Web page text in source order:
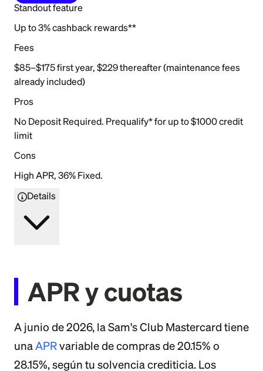
Standout feature
Up to 3% cashback rewards**
Fees
$85–$175 first year, $229 thereafter (maintenance fees
already included)
Pros
No Deposit Required. Prequalify* for up to $1000 credit
limit
Cons
High APR, 36% Fixed.
Details
APR y cuotas
A junio de 2026, la Sam's Club Mastercard tiene
unaAPRvariable de compras de 20.15% o
28.15%, según tu solvencia crediticia. Los